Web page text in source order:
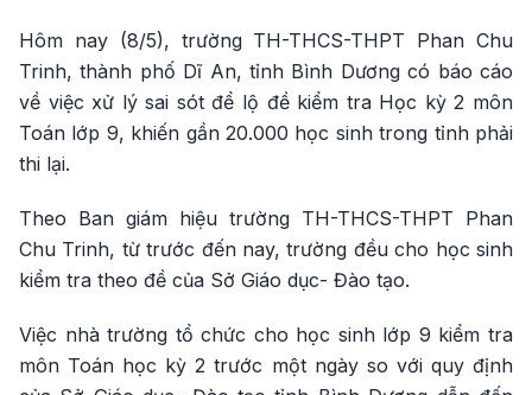
Hôm nay (8/5), trường TH-THCS-THPT Phan Chu
Trinh, thành phố Dĩ An, tỉnh Bình Dương có báo cáo
về việc xử lý sai sót để lộ đề kiểm tra Học kỳ 2 môn
Toán lớp 9, khiến gần 20.000 học sinh trong tỉnh phải
thi lại.
Theo Ban giám hiệu trường TH-THCS-THPT Phan
Chu Trinh, từ trước đến nay, trường đều cho học sinh
kiểm tra theo đề của Sở Giáo dục- Đào tạo.
Việc nhà trường tổ chức cho học sinh lớp 9 kiểm tra
môn Toán học kỳ 2 trước một ngày so với quy định